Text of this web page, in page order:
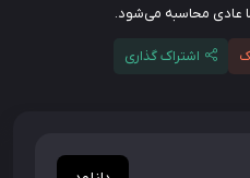
محاسبه می‌شود.
اشتراک گذاری